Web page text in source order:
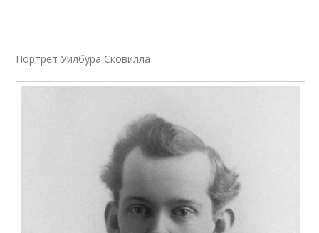
Портрет Уилбура Сковилла